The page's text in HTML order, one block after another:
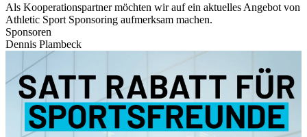
Als Kooperationspartner möchten wir auf ein aktuelles Angebot von
Athletic Sport Sponsoring aufmerksam machen.
Sponsoren
Dennis Plambeck